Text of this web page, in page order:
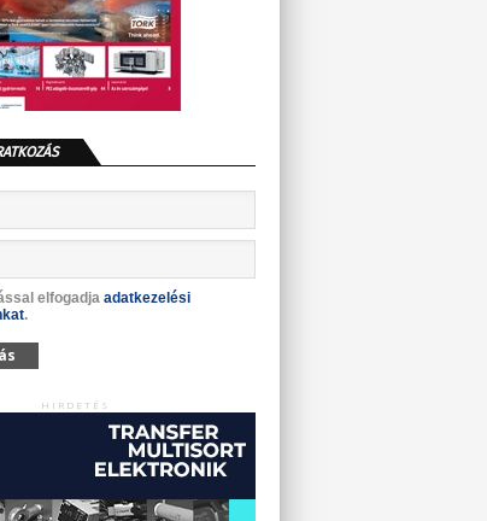
elfogadja adatkezelési
.
HIRDETÉS